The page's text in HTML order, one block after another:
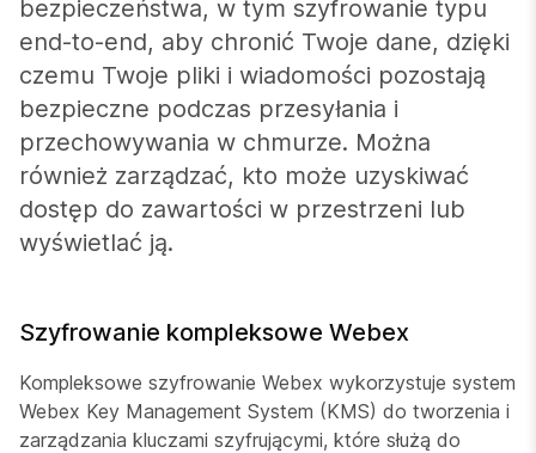
bezpieczeństwa, w tym szyfrowanie typu
end-to-end, aby chronić Twoje dane, dzięki
czemu Twoje pliki i wiadomości pozostają
bezpieczne podczas przesyłania i
przechowywania w chmurze. Można
również zarządzać, kto może uzyskiwać
dostęp do zawartości w przestrzeni lub
wyświetlać ją.
Szyfrowanie kompleksowe Webex
Kompleksowe szyfrowanie Webex wykorzystuje system
Webex Key Management System (KMS) do tworzenia i
zarządzania kluczami szyfrującymi, które służą do